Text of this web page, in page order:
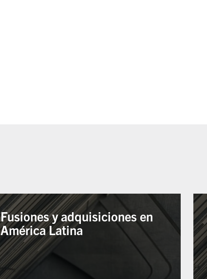
Fusiones y adquisiciones en
América Latina